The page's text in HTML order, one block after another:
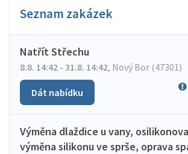
Seznam zakázek
Natřít Střechu
8.8. 14:42 - 31.8. 14:42, Nový Bor (47301)
Dát nabídku
Výměna dlaždice u vany,
výměna silikonu ve sprše, oprava